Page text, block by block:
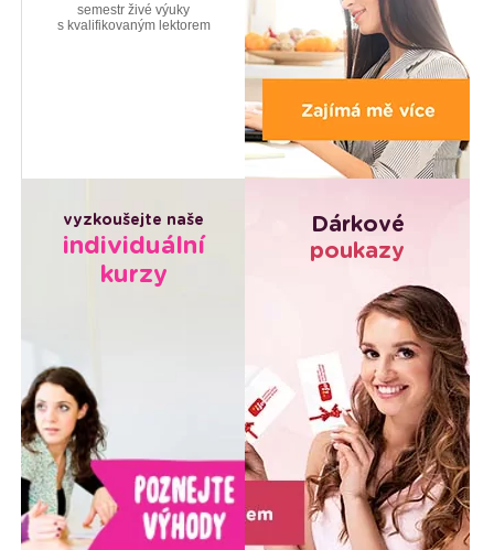
semestr živé výuky
s kvalifikovaným lektorem
vyzkoušejte naše
individuální
kurzy
Dárkové
poukazy